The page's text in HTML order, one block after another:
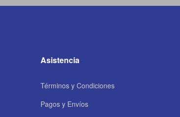
Asistencia
Términos y Condiciones
Pagos y Envíos